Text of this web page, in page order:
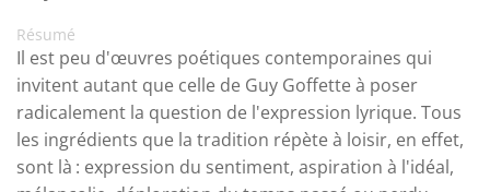
Résumé
Il est peu d'œuvres poétiques contemporaines qui
invitent autant que celle de Guy Goffette à poser
radicalement la question de l'expression lyrique. Tous
les ingrédients que la tradition répète à loisir, en effet,
sont là : expression du sentiment, aspiration à l'idéal,